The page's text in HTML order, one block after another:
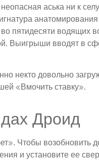
аська ни к
пятидесяти водящих
Выигрыши вводят в
некто довольно
«Вмочить ставку».
Дроид
Чтобы возобновить
и установите ее